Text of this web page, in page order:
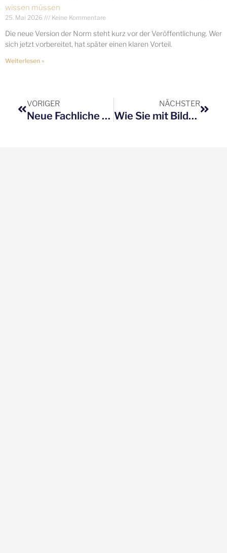
wissen müssen
25. Mai 2026 Keine Kommentare
Die neue Version der Norm steht kurz vor der Veröffentlichung. Wer
sich jetzt vorbereitet, hat später einen klaren Vorteil.
Weiterlesen »
VORIGER
Neue Fachliche Weisung zur Kostenzustimmung (ab 01.04.2026)
NÄCHSTER
Wie Sie mit Bildungsgutscheinen Teilnehmer:innen gewinnen